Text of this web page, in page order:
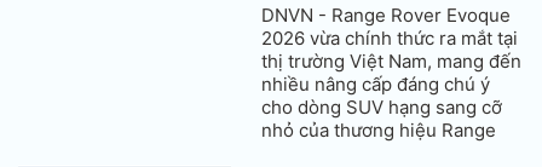
DNVN - Range Rover Evoque
2026 vừa chính thức ra mắt tại
thị trường Việt Nam, mang đến
nhiều nâng cấp đáng chú ý
cho dòng SUV hạng sang cỡ
nhỏ của thương hiệu Range